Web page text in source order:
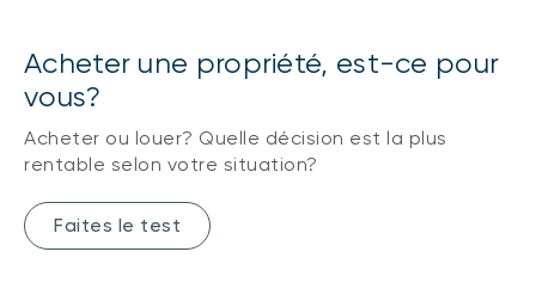
Acheter une propriété, est-ce pour
vous?
Acheter ou louer? Quelle décision est la plus
rentable selon votre situation?
Faites le test